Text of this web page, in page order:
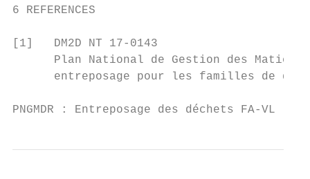
6 REFERENCES
[1]   DM2D NT 17-0143
Plan National de Gestion des
entreposage pour les familles de
PNGMDR : Entreposage des déchets FA-